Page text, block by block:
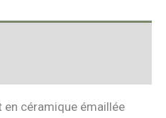
en céramique émaillée